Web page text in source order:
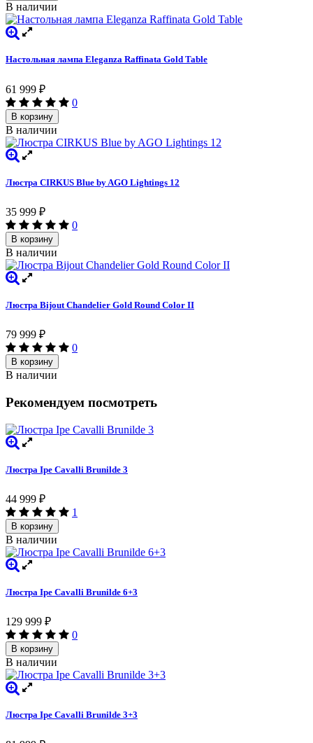
В наличии
Настольная лампа Eleganza Raffinata Gold Table
61 999 ₽
0
В корзину
В наличии
Люстра CIRKUS Blue by AGO Lightings 12
35 999 ₽
0
В корзину
В наличии
Люстра Bijout Chandelier Gold Round Сolor II
79 999 ₽
0
В корзину
В наличии
Рекомендуем посмотреть
Люстра Ipe Cavalli Brunilde 3
44 999 ₽
1
В корзину
В наличии
Люстра Ipe Cavalli Brunilde 6+3
129 999 ₽
0
В корзину
В наличии
Люстра Ipe Cavalli Brunilde 3+3